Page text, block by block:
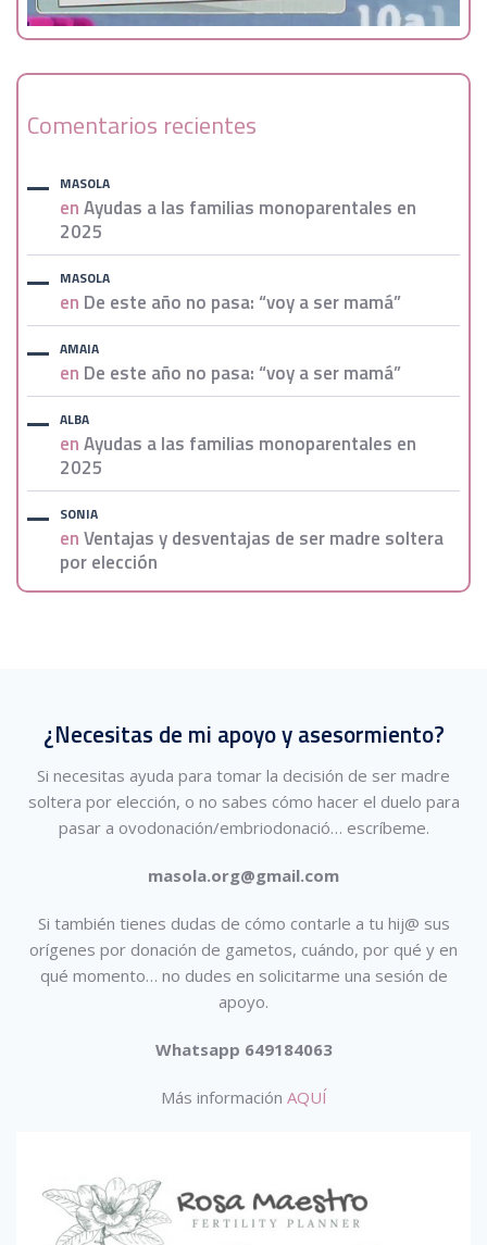
Comentarios recientes
MASOLA
enAyudas a las familias monoparentales en
2025
MASOLA
en De este año no pasa: “voy a ser mamá”
AMAIA
en De este año no pasa: “voy a ser mamá”
ALBA
enAyudas a las familias monoparentales en
2025
SONIA
enVentajas y desventajas de ser madre soltera
por elección
¿Necesitas de mi apoyo y asesormiento?
Si necesitas ayuda para tomar la decisión de ser madre
soltera por elección, o no sabes cómo hacer el duelo para
pasar a ovodonación/embriodonació… escríbeme.
masola.org@gmail.com
Si también tienes dudas de cómo contarle a tu hij@ sus
orígenes por donación de gametos, cuándo, por qué y en
qué momento… no dudes en solicitarme una sesión de
apoyo.
Whatsapp 649184063
Más información AQUÍ